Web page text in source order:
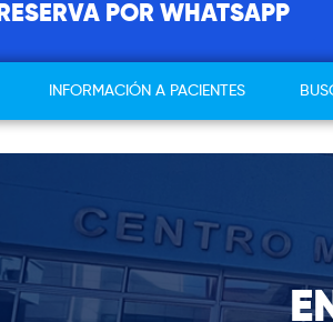
RESERVA POR WHATSAPP
INFORMACIÓN A PACIENTES